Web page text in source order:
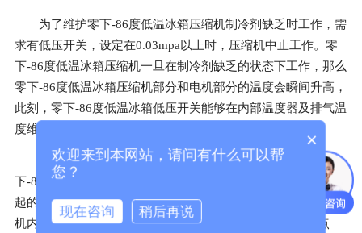
为了维护零下-86度低温冰箱压缩机制冷剂缺乏时工作，需
求有低压开关，设定在0.03mpa以上时，压缩机中止工作。零
下-86度低温冰箱压缩机一旦在制冷剂缺乏的状态下工作，那么
零下-86度低温冰箱压缩机部分和电机部分的温度会瞬间升高，
此刻，零下-86度低温冰箱低压开关能够在内部温度器及排气温
度维护器无法维护的压缩机损坏及电机焚毁进行维护。
为了避免零下-86度低温冰箱24小时不间断工作，致使零
下-86度低温冰箱压缩机高负荷工作，电磁开关不良，抱轴等引
起的过电流，或者因电机温度上引起的电机焚毁等毛病，压缩
机内部都装置有内部温控器，它装置在三相电机的中性接点
×
欢迎来到本网站，请问有什么可以帮
您？
现在咨询 稍后再说